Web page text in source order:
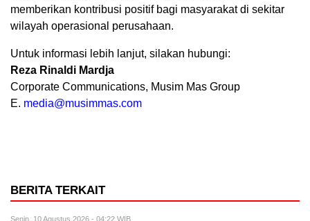
memberikan kontribusi positif bagi masyarakat di sekitar
wilayah operasional perusahaan.
Untuk informasi lebih lanjut, silakan hubungi:
Reza Rinaldi Mardja
Corporate Communications, Musim Mas Group
E. media@musimmas.com
BERITA TERKAIT
Senin, 10 Agustus 2026 - 04:22 WIB